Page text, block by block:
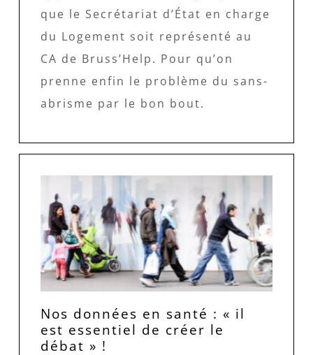
que le Secrétariat d’État en charge
du Logement soit représenté au
CA de Bruss’Help. Pour qu’on
prenne enfin le problème du sans-
abrisme par le bon bout.
Nos données en santé : « il
est essentiel de créer le
débat » !